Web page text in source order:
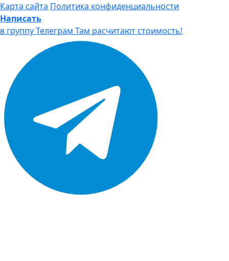
Карта сайта Политика конфиденциальности
Написать
в группу Телеграм Там расчитают стоимость!